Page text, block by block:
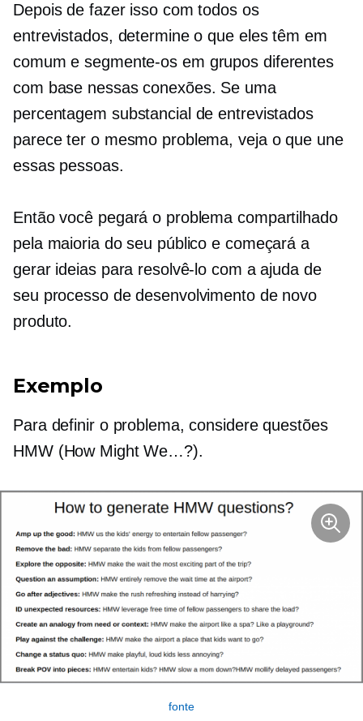
Depois de fazer isso com todos os
entrevistados, determine o que eles têm em
comum e segmente-os em grupos diferentes
com base nessas conexões. Se uma
percentagem substancial de entrevistados
parece ter o mesmo problema, veja o que une
essas pessoas.
Então você pegará o problema compartilhado
pela maioria do seu público e começará a
gerar ideias para resolvê-lo com a ajuda de
seu processo de desenvolvimento de novo
produto.
Exemplo
Para definir o problema, considere questões
HMW (How Might We…?).
fonte